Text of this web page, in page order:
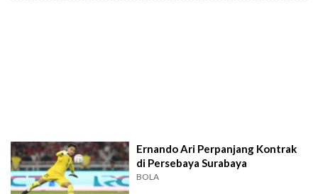
Ernando Ari Perpanjang Kontrak
di Persebaya Surabaya
BOLA